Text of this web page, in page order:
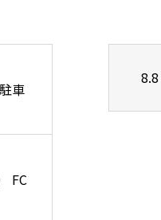
車
FC
8.8